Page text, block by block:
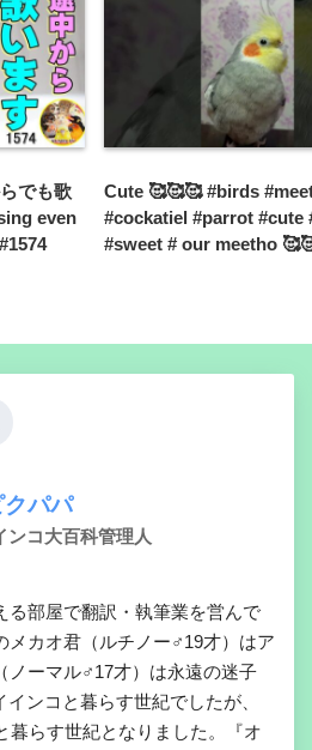
でも歌
even
Cute 🥰🥰🥰 #birds
#cockatiel #parrot #cute
#sweet # our meetho
パパ
ンコ大百科管理人
る部屋で翻訳・執筆業を営んで
メカオ君（ルチノー♂19才）はア
ノーマル♂17才）は永遠の迷子
ンコと暮らす世紀でしたが、
暮らす世紀となりました。『オ